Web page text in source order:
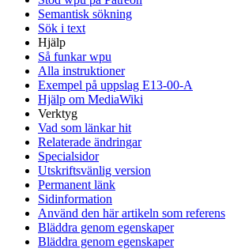
Semantisk sökning
Sök i text
Hjälp
Så funkar wpu
Alla instruktioner
Exempel på uppslag E13-00-A
Hjälp om MediaWiki
Verktyg
Vad som länkar hit
Relaterade ändringar
Specialsidor
Utskriftsvänlig version
Permanent länk
Sidinformation
Använd den här artikeln som referens
Bläddra genom egenskaper
Bläddra genom egenskaper